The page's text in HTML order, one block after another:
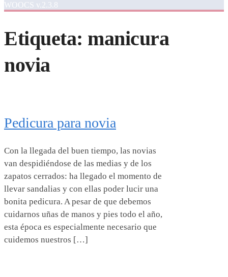
WOOCS v.2.3.8
Etiqueta: manicura
novia
Pedicura para novia
Con la llegada del buen tiempo, las novias
van despidiéndose de las medias y de los
zapatos cerrados: ha llegado el momento de
llevar sandalias y con ellas poder lucir una
bonita pedicura. A pesar de que debemos
cuidarnos uñas de manos y pies todo el año,
esta época es especialmente necesario que
cuidemos nuestros […]